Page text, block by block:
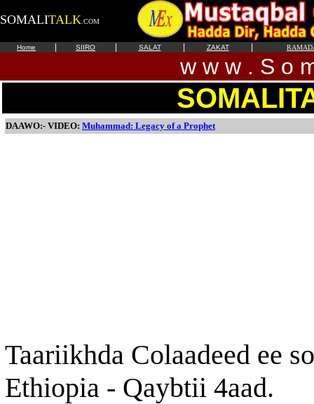
SOMALITALK .COM
Home SIIRO SALAT ZAKAT
w w w . S o
DAAWO:- VIDEO: Muhammad: Legacy of a Prophet
Taariikhda Colaadeed ee
Ethiopia - Qaybtii 4aad.